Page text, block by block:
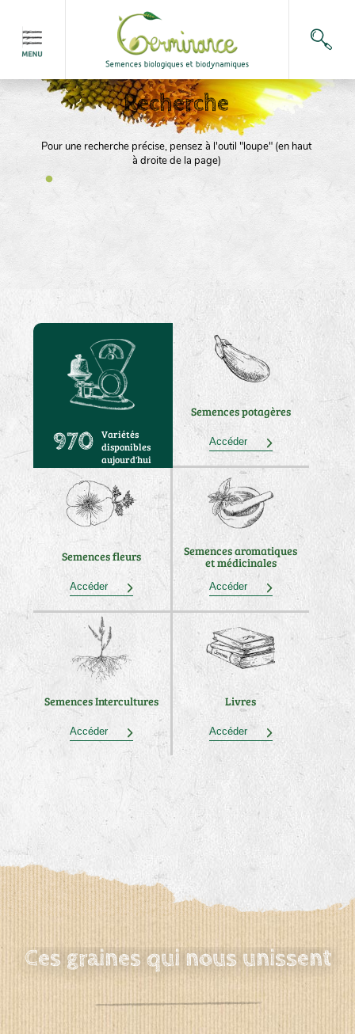
Recherche
Pour une recherche précise, pensez à l'outil "loupe" (en haut
à droite de la page)
970
Variétés
disponibles
aujourd'hui
Semences potagères
Accéder
Semences fleurs
Accéder
Semences aromatiques
et médicinales
Accéder
Semences Intercultures
Accéder
Livres
Accéder
Ces graines qui nous unissent